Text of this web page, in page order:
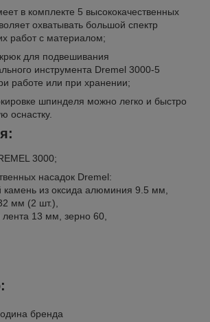
в комплекте 5 высококачественных
охватывать большой спектр
работ с материалом;
для подвешивания
инструмента Dremel 3000-5
работе или при хранении;
шпинделя можно легко и быстро
оснастку.
3000;
насадок Dremel:
из оксида алюминия 9.5 мм,
мм (2 шт.),
13 мм, зерно 60,
бренда